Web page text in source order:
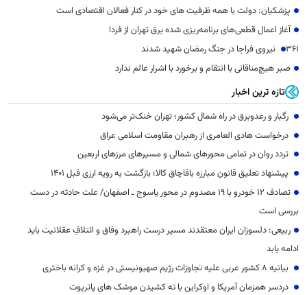
پزشکیان: دولت با همه ظرفیت های خود در کنار فعالان اقتصادی است
آغاز اعمال قطعی‌های برنامه‌ریزی شده برق تهران از فردا
۳۶۱ نیروی فراجا در جنگ رمضان شهید شدند
صبر هیچ‌مناقانی با انتقام و برخورد با اشرار عالم ندارد
تازه ترین اخبار
رگبار و رعدوبرق در راه شمال کشور؛ تهران خنک‌تر می‌شود
درخواست هادی العامری از رهبران مقاومت اسلامی عراق
تردد روان در تمامی محورهای شمالی و مسیرهای مرزهای اربعین
پیشنهاد تعلیق قانون مبارزه باقاچاق کالا؛ بازگشت به رویه ارزی قبل 1401
تصادف ۱۲ خودرو با ۱۹ مصدوم در محور یاسوج ـ اصفهان/ علت حادثه در دست
بررسی است
ربیعی: دلسوزان ایران معتقدند مسیر درست راهبرد وفاق و ائتلافِ عقلانیت باید
ادامه یابد
بیانیه ۸ کشور عربی علیه تجاوزات رژیم صهیونیستی در غزه و کرانه باختری
دردسر همزمان آمریکا و اوکراین با ته کشیدن موشک های پاتریوت